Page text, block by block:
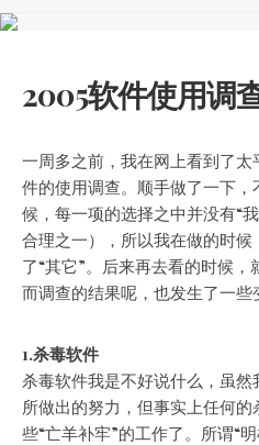
2005软件使用调
一周多之前，我在网上看到了
件的使用调查。顺手做了一下
候，每一项的选择之中并没有“
合理之一）， 所以我在做的时
了“其它”。后来再去看的时候，
而调查的结果呢，也发生了一些
1.杀毒软件
杀毒软件我是不好说什么，虽
所做出的努力，但事实上任何
些“亡羊补牢”的工作了。所谓“